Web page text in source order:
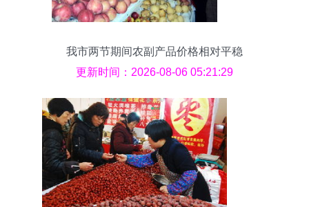
我市两节期间农副产品价格相对平稳
更新时间：2026-08-06 05:21:29